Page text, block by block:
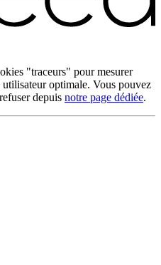
"traceurs" pour mesurer
optimale. Vous pouvez
depuis notre page dédiée.